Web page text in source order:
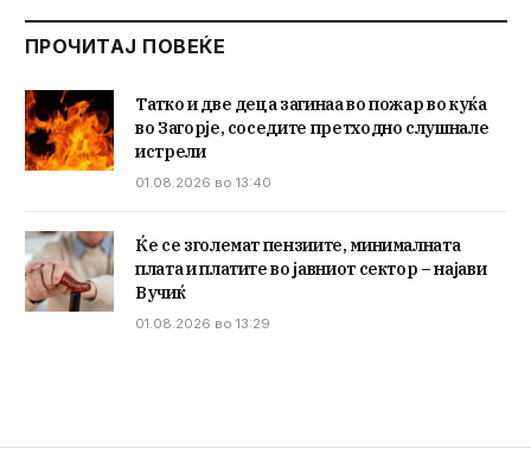
ПРОЧИТАЈ ПОВЕЌЕ
Татко и две деца загинаа во пожар во куќа
во Загорје, соседите претходно слушнале
истрели
01.08.2026 во 13:40
Ќе се зголемат пензиите, минималната
плата и платите во јавниот сектор – најави
Вучиќ
01.08.2026 во 13:29